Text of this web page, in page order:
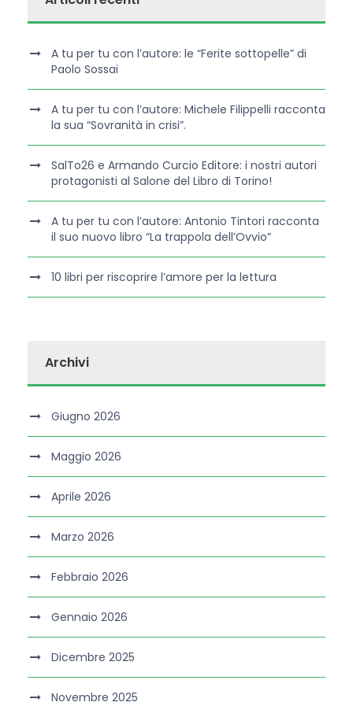
A tu per tu con l’autore: le “Ferite sottopelle” di
Paolo Sossai
A tu per tu con l’autore: Michele Filippelli racconta
la sua “Sovranità in crisi”.
SalTo26 e Armando Curcio Editore: i nostri autori
protagonisti al Salone del Libro di Torino!
A tu per tu con l’autore: Antonio Tintori racconta
il suo nuovo libro “La trappola dell’Ovvio”
10 libri per riscoprire l’amore per la lettura
Archivi
Giugno 2026
Maggio 2026
Aprile 2026
Marzo 2026
Febbraio 2026
Gennaio 2026
Dicembre 2025
Novembre 2025